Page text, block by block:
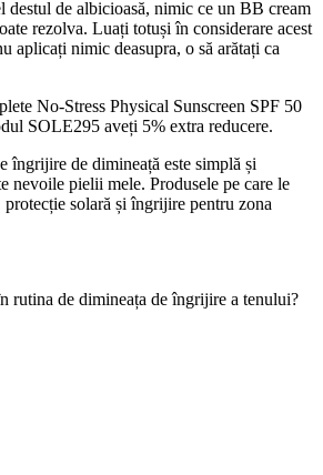
destul de albicioasă, nimic ce un BB cream
rezolva. Luați totuși în considerare acest
aplicați nimic deasupra, o să arătați ca
No-Stress Physical Sunscreen SPF 50
SOLE295 aveți 5% extra reducere.
îngrijire de dimineață este simplă și
nevoile pielii mele. Produsele pe care le
solară și îngrijire pentru zona
rutina de dimineața de îngrijire a tenului?